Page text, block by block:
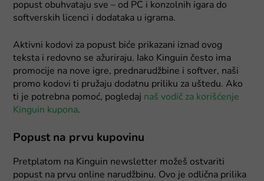
popust obuhvataju sve – od PC i konzolnih igara do
softverskih licenci i dodataka u igrama.
Aktivni kodovi za popust biće prikazani iznad ovog
teksta i redovno se ažuriraju. Iako Kinguin često ima
promocije na nove igre, prednarudžbine i softver, naši
promo kodovi ti pružaju dodatnu priliku za uštedu. Ako
ti je potrebna pomoć, pogledaj naš vodič za korišćenje
Kinguin kupona.
Popust na prvu kupovinu
Pretplatom na Kinguin newsletter možeš ostvariti
popust na prvu online narudžbinu. Ovo je odlična prilika